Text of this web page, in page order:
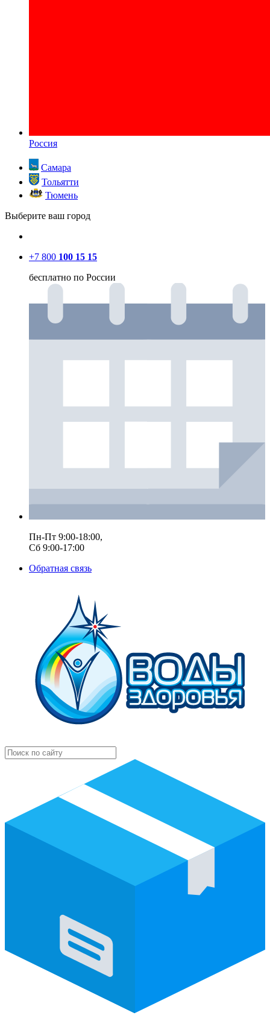
Россия
Самара
Тольятти
Тюмень
Выберите ваш город
+7 800 100 15 15
бесплатно по России
Пн-Пт 9:00-18:00,
Сб 9:00-17:00
Обратная связь